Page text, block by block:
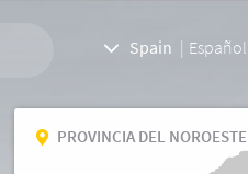
Spain | Español
PROVINCIA DEL NOROESTE